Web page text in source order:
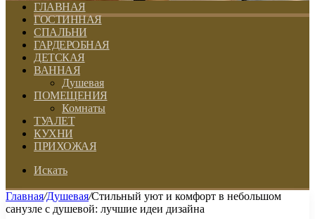
ГЛАВНАЯ
ГОСТИННАЯ
СПАЛЬНИ
ГАРДЕРОБНАЯ
ДЕТСКАЯ
ВАННАЯ
Душевая
ПОМЕЩЕНИЯ
Комнаты
ТУАЛЕТ
КУХНИ
ПРИХОЖАЯ
Искать
Главная/Душевая/Стильный уют и комфорт в небольшом
санузле с душевой: лучшие идеи дизайна